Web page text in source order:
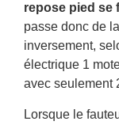
repose pied se
passe donc de
inversement,
électrique 1
avec seulement
Lorsque le